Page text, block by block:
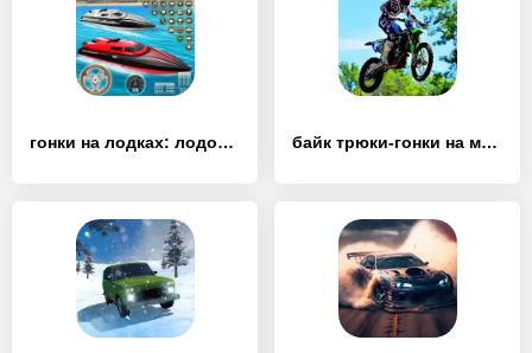
гонки на лодках: лодочные игры - [MOD Много денег] байк трюки-гонки на мотоциклах - [MOD Много денег]